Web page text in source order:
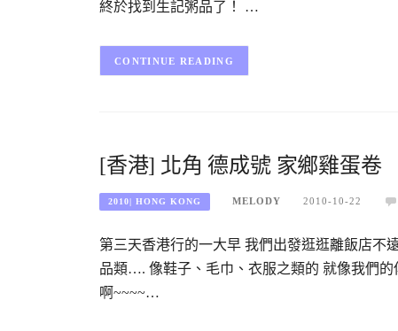
終於找到生記粥品了！ …
CONTINUE READING
[香港] 北角 德成號 家鄉雞蛋卷
2010| HONG KONG MELODY 2010-10-22
第三天香港行的一大早 我們出發逛逛離飯店不
品類…. 像鞋子、毛巾、衣服之類的 就像我們
啊~~~~…